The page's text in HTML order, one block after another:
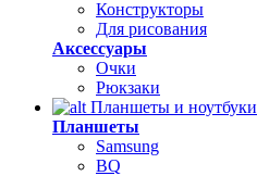
Конструкторы
Для рисования
Аксессуары
Очки
Рюкзаки
Планшеты и ноутбуки
Планшеты
Samsung
BQ